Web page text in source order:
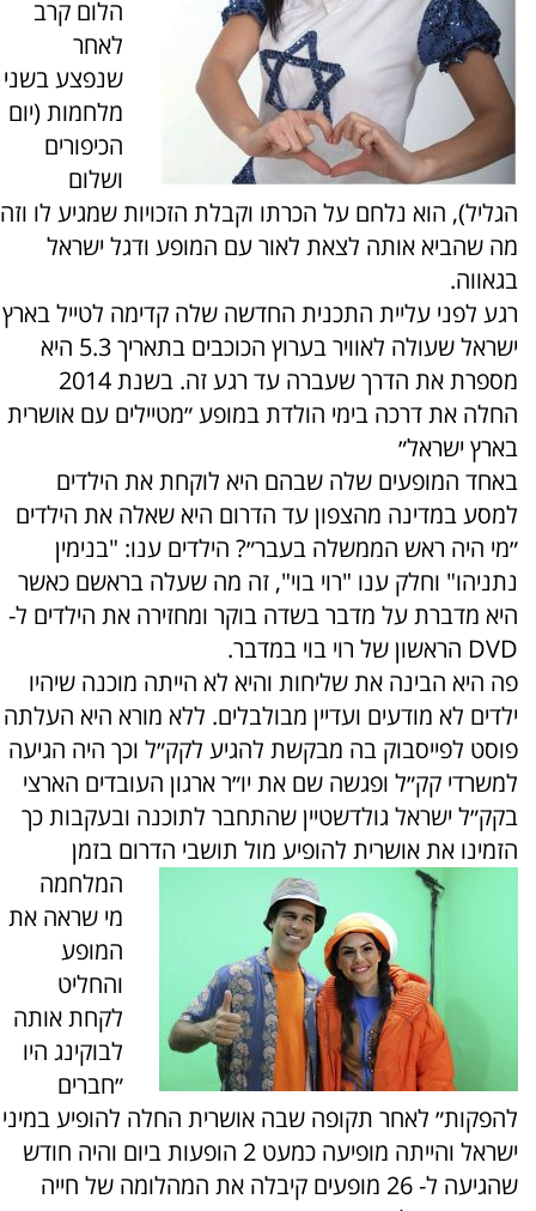
הלום קרב
לאחר
שנפצע בשני
מלחמות (יום
הכיפורים
ושלום
הגליל), הוא נלחם על הכרתו וקבלת הזכויות שמגיע לו וזה
מה שהביא אותה לצאת לאור עם המופע ודגל ישראל
בגאווה.
רגע לפני עליית התכנית החדשה שלה קדימה לטייל בארץ
ישראל שעולה לאוויר בערוץ הכוכבים בתאריך 5.3 היא
מספרת את הדרך שעברה עד רגע זה. בשנת 2014
החלה את דרכה בימי הולדת במופע ״מטיילים עם אושרית
בארץ ישראל״
באחד המופעים שלה שבהם היא לוקחת את הילדים
למסע במדינה מהצפון עד הדרום היא שאלה את הילדים
״מי היה ראש הממשלה בעבר״? הילדים ענו: "בנימין
נתניהו" וחלק ענו "רוי בוי", זה מה שעלה בראשם כאשר
היא מדברת על מדבר בשדה בוקר ומחזירה את הילדים ל-
DVD הראשון של רוי בוי במדבר.
פה היא הבינה את שליחות והיא לא הייתה מוכנה שיהיו
ילדים לא מודעים ועדיין מבולבלים. ללא מורא היא העלתה
פוסט לפייסבוק בה מבקשת להגיע לקק״ל וכך היה הגיעה
למשרדי קק״ל ופגשה שם את יו״ר ארגון העובדים הארצי
בקק״ל ישראל גולדשטיין שהתחבר לתוכנה ובעקבות כך
הזמינו את אושרית להופיע מול תושבי הדרום בזמן
המלחמה
מי שראה את
המופע
והחליט
לקחת אותה
לבוקינג היו
״חברים
להפקות״ לאחר תקופה שבה אושרית החלה להופיע במיני
ישראל והייתה מופיעה כמעט 2 הופעות ביום והיה חודש
שהגיעה ל- 26 מופעים קיבלה את המהלומה של חייה